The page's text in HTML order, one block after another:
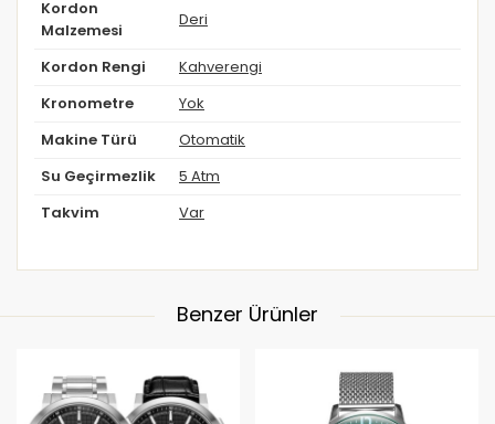
Kordon
Malzemesi
Deri
Kordon Rengi Kahverengi
Kronometre Yok
Makine Türü Otomatik
Su Geçirmezlik 5 Atm
Takvim Var
Benzer Ürünler